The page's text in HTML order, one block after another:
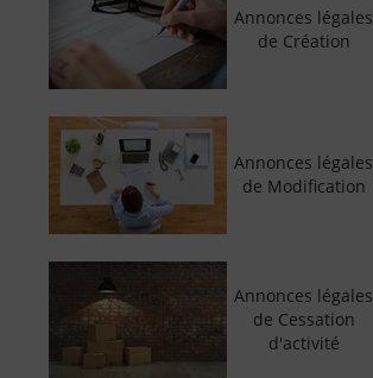
Annonces légales
de Création
Annonces légales
de Modification
Annonces légales
de Cessation
d'activité